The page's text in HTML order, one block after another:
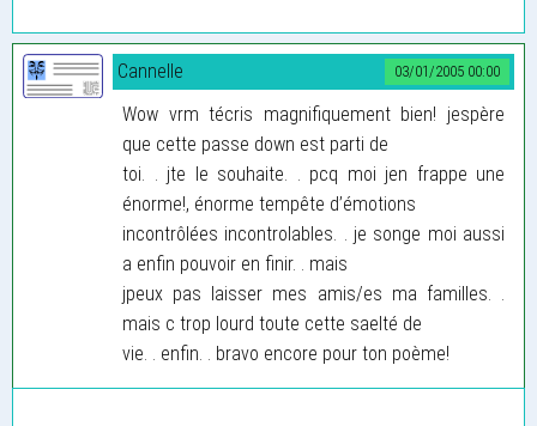
03/01/2005 00:00
Cannelle
Wow vrm técris magnifiquement bien! jespère
que cette passe down est parti de
toi. . jte le souhaite. . pcq moi jen frappe une
énorme!, énorme tempête d’émotions
incontrôlées incontrolables. . je songe moi aussi
a enfin pouvoir en finir. . mais
jpeux pas laisser mes amis/es ma familles. .
mais c trop lourd toute cette saelté de
vie. . enfin. . bravo encore pour ton poème!